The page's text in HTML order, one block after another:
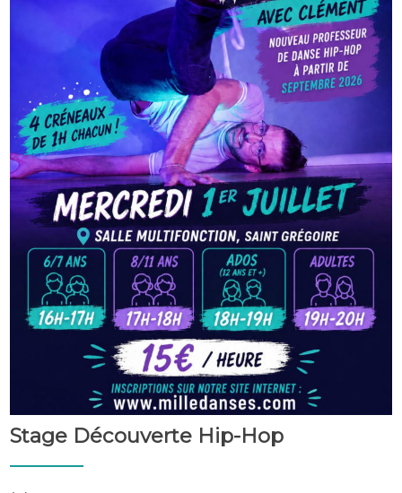
Stage Découverte Hip-Hop